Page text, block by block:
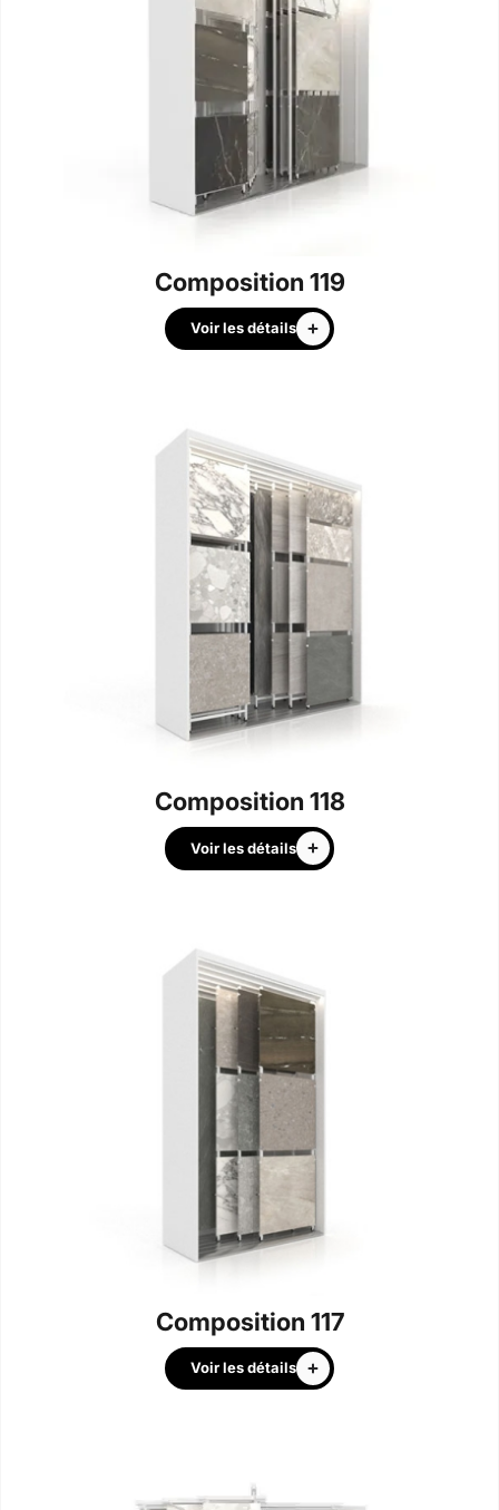
Composition 119
Voir les détails
Composition 118
Voir les détails
Composition 117
Voir les détails